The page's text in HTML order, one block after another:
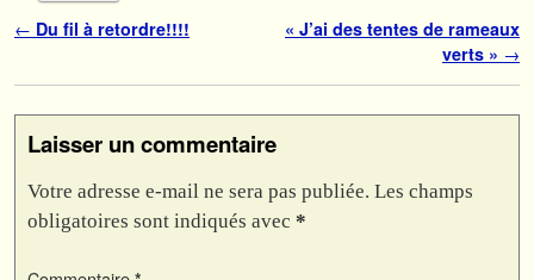
Navigation des articles
← Du fil à retordre!!!!
« J’ai des tentes de rameaux
verts » →
Laisser un commentaire
Votre adresse e-mail ne sera pas publiée. Les champs
obligatoires sont indiqués avec *